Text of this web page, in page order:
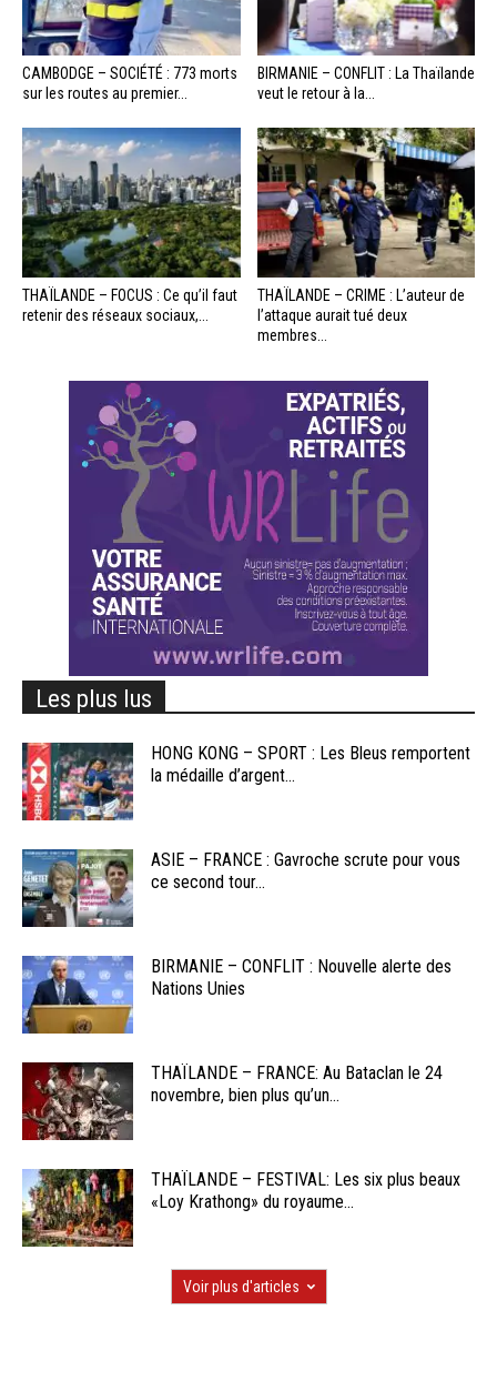
CAMBODGE – SOCIÉTÉ : 773 morts
sur les routes au premier...
BIRMANIE – CONFLIT : La Thaïlande
veut le retour à la...
THAÏLANDE – FOCUS : Ce qu’il faut
retenir des réseaux sociaux,...
THAÏLANDE – CRIME : L’auteur de
l’attaque aurait tué deux
membres...
Les plus lus
HONG KONG – SPORT : Les Bleus remportent
la médaille d’argent...
ASIE – FRANCE : Gavroche scrute pour vous
ce second tour...
BIRMANIE – CONFLIT : Nouvelle alerte des
Nations Unies
THAÏLANDE – FRANCE: Au Bataclan le 24
novembre, bien plus qu’un...
THAÏLANDE – FESTIVAL: Les six plus beaux
«Loy Krathong» du royaume...
Voir plus d'articles